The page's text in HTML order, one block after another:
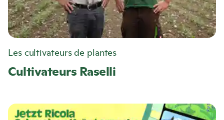
Cultivateurs Raselli
Les cultivateurs de plantes